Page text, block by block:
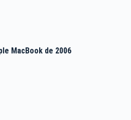
MacBook de 2006